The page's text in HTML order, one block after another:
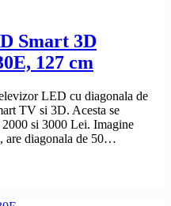
Smart 3D
127 cm
LED cu diagonala de
TV si 3D. Acesta se
si 3000 Lei. Imagine
are diagonala de 50…